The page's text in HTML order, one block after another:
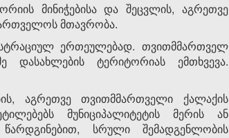
მინიჭებისა და შეცვლის, აგრეთვე
მთავრობა.
ერთეულებად. თვითმმართველ
ტერიტორიას ემთხვევა.
აგრეთვე თვითმმართველი ქალაქის
მუნიციპალიტეტის მერის ან
სრული შემადგენლობის